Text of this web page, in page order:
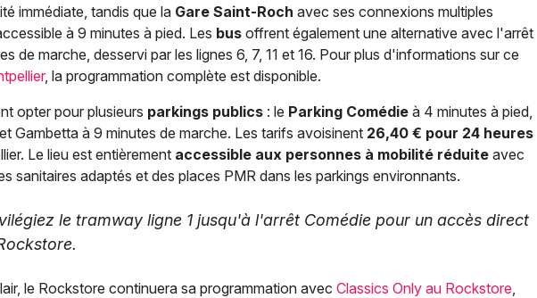
immédiate, tandis que la Gare Saint-Roch avec ses connexions multiples
à 9 minutes à pied. Les bus offrent également une alternative avec l'arrêt
de marche, desservi par les lignes 6, 7, 11 et 16. Pour plus d'informations sur ce
, la programmation complète est disponible.
opter pour plusieurs parkings publics : le Parking Comédie à 4 minutes à pied,
Gambetta à 9 minutes de marche. Les tarifs avoisinent 26,40 € pour 24 heures
Le lieu est entièrement accessible aux personnes à mobilité réduite avec
sanitaires adaptés et des places PMR dans les parkings environnants.
le tramway ligne 1 jusqu'à l'arrêt Comédie pour un accès direct
le Rockstore continuera sa programmation avec Classics Only au Rockstore,